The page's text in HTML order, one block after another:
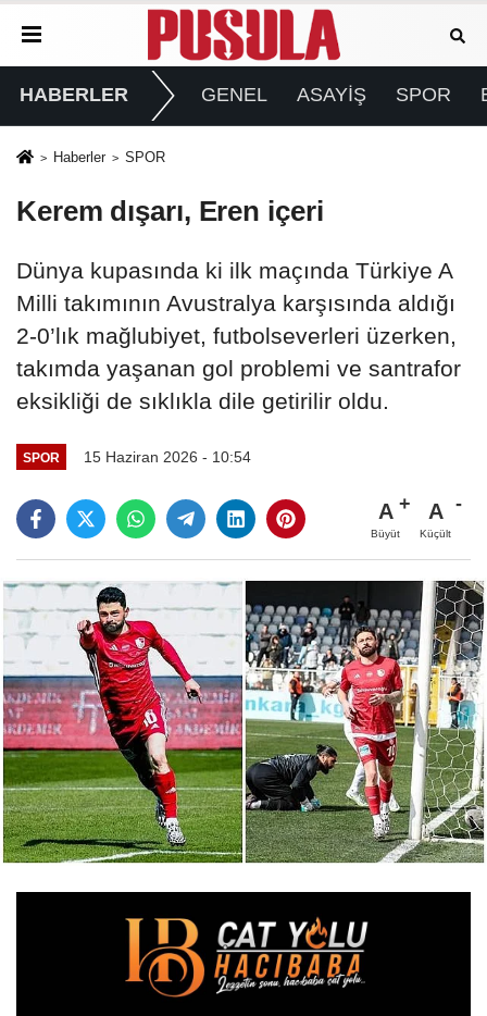
HABERLER GENEL ASAYİŞ SPOR
Haberler SPOR
Kerem dışarı, Eren içeri
Dünya kupasında ki ilk maçında Türkiye A
Milli takımının Avustralya karşısında aldığı
2-0’lık mağlubiyet, futbolseverleri üzerken,
takımda yaşanan gol problemi ve santrafor
eksikliği de sıklıkla dile getirilir oldu.
SPOR 15 Haziran 2026 - 10:54
A
Büyüt
A
Küçült